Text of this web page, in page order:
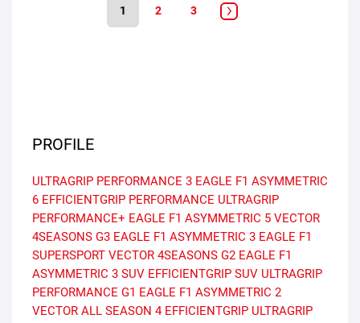
1 2 3
PROFILE
ULTRAGRIP PERFORMANCE 3 EAGLE F1 ASYMMETRIC
6 EFFICIENTGRIP PERFORMANCE ULTRAGRIP
PERFORMANCE+ EAGLE F1 ASYMMETRIC 5 VECTOR
4SEASONS G3 EAGLE F1 ASYMMETRIC 3 EAGLE F1
SUPERSPORT VECTOR 4SEASONS G2 EAGLE F1
ASYMMETRIC 3 SUV EFFICIENTGRIP SUV ULTRAGRIP
PERFORMANCE G1 EAGLE F1 ASYMMETRIC 2
VECTOR ALL SEASON 4 EFFICIENTGRIP ULTRAGRIP